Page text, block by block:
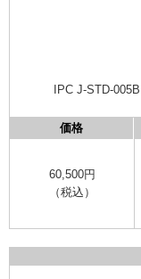
IPC J-STD-
価格
60,500円
（税込）